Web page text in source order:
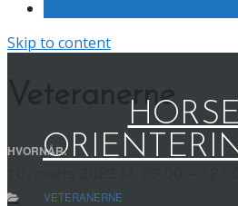
Skip to content
Veteranerne
HVORNÅR:
VETERANERNE